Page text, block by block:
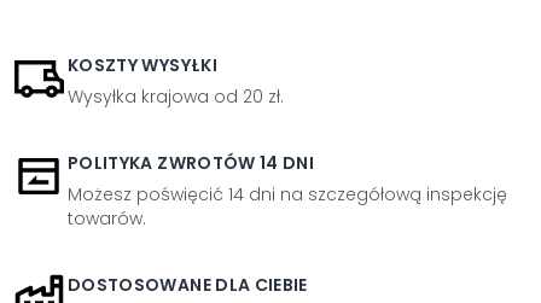
KOSZTY WYSYŁKI
Wysyłka krajowa od 20 zł.
POLITYKA ZWROTÓW 14 DNI
Możesz poświęcić 14 dni na szczegółową inspekcję
towarów.
DOSTOSOWANE DLA CIEBIE